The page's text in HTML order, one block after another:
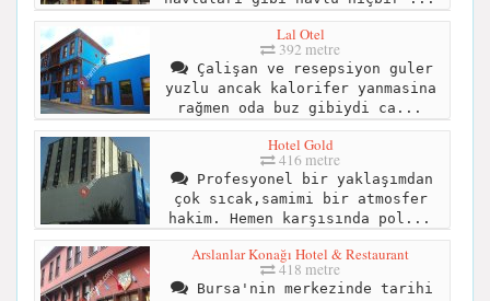
Lal Otel
392 metre
Çalişan ve resepsiyon guler
yuzlu ancak kalorifer yanmasina
rağmen oda buz gibiydi ca...
Hotel Gold
416 metre
Profesyonel bir yaklaşımdan
çok sıcak,samimi bir atmosfer
hakim. Hemen karşısında pol...
Arslanlar Konağı Hotel & Restaurant
418 metre
Bursa'nin merkezinde tarihi